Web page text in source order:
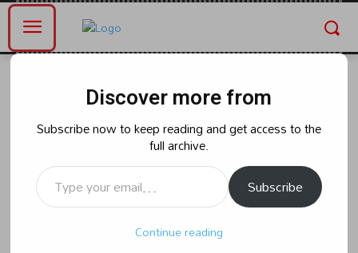
ఆర్మీ జ‌వాన్ ప్రాణం తీసిన వివాహేత‌ర
సంబంధం..
naradanews.in Monday, June 8, 2026 10:51 pm 0
Discover more from
Subscribe now to keep reading and get access to the
full archive.
Type your email…
Subscribe
Continue reading